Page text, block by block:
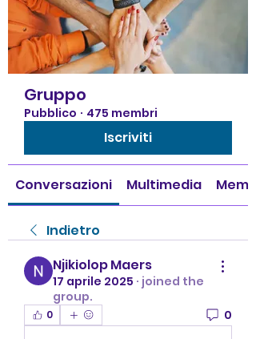
Gruppo
Pubblico · 475 membri
Iscriviti
Conversazioni Multimedia
Indietro
Njikiolop Maers
17 aprile 2025 · joined the
group.
0 0